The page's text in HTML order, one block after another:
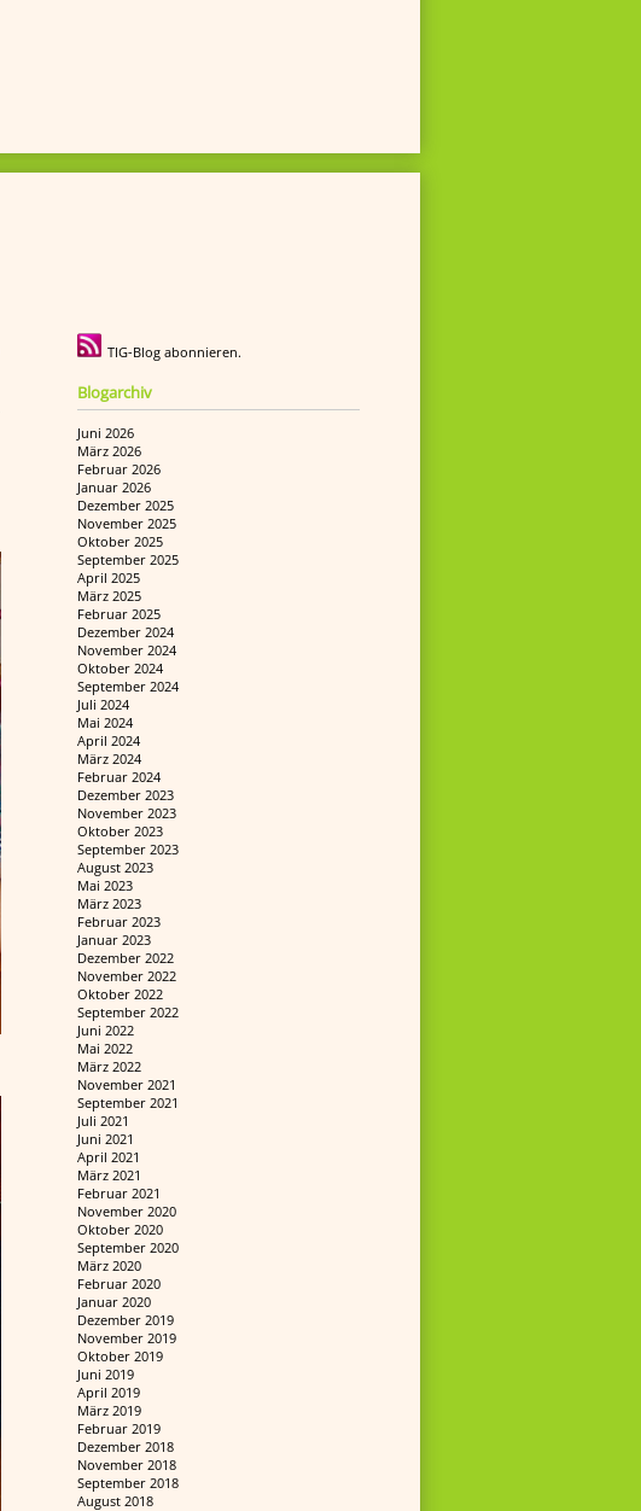
TIG-Blog abonnieren.
Blogarchiv
Juni 2026
März 2026
Februar 2026
Januar 2026
Dezember 2025
November 2025
Oktober 2025
September 2025
April 2025
März 2025
Februar 2025
Dezember 2024
November 2024
Oktober 2024
September 2024
Juli 2024
Mai 2024
April 2024
März 2024
Februar 2024
Dezember 2023
November 2023
Oktober 2023
September 2023
August 2023
Mai 2023
März 2023
Februar 2023
Januar 2023
Dezember 2022
November 2022
Oktober 2022
September 2022
Juni 2022
Mai 2022
März 2022
November 2021
September 2021
Juli 2021
Juni 2021
April 2021
März 2021
Februar 2021
November 2020
Oktober 2020
September 2020
März 2020
Februar 2020
Januar 2020
Dezember 2019
November 2019
Oktober 2019
Juni 2019
April 2019
März 2019
Februar 2019
Dezember 2018
November 2018
September 2018
August 2018